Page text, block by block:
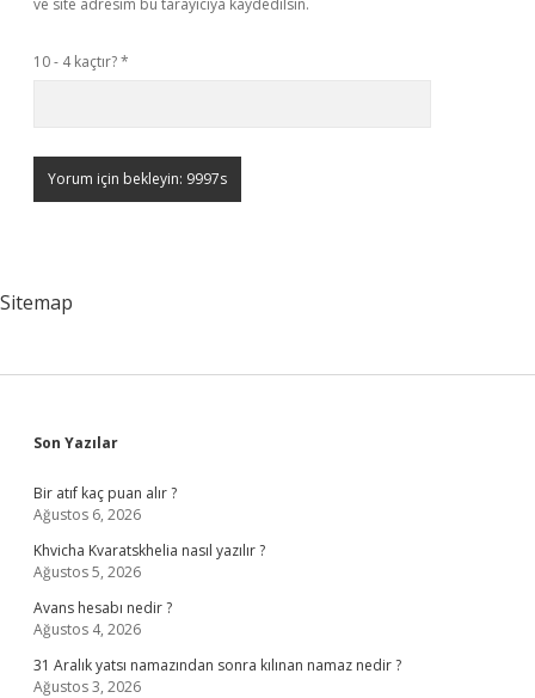
ve site adresim bu tarayıcıya kaydedilsin.
10 - 4 kaçtır?*
Sitemap
Sidebar
Son Yazılar
Bir atıf kaç puan alır ?
Ağustos 6, 2026
Khvicha Kvaratskhelia nasıl yazılır ?
Ağustos 5, 2026
Avans hesabı nedir ?
Ağustos 4, 2026
31 Aralık yatsı namazından sonra kılınan namaz nedir ?
Ağustos 3, 2026